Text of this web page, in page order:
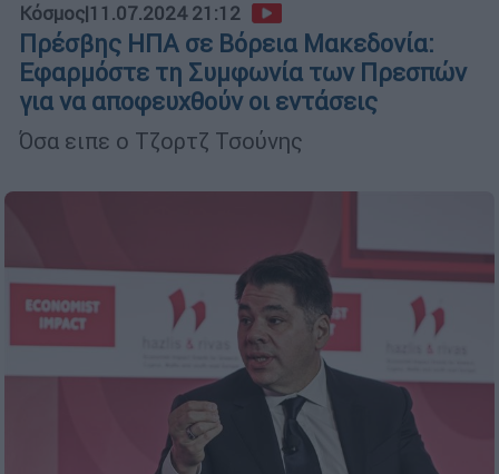
Κόσμος|11.07.2024 21:12
Πρέσβης ΗΠΑ σε Βόρεια Μακεδονία:
Εφαρμόστε τη Συμφωνία των Πρεσπών
για να αποφευχθούν οι εντάσεις
Όσα ειπε ο Τζορτζ Τσούνης